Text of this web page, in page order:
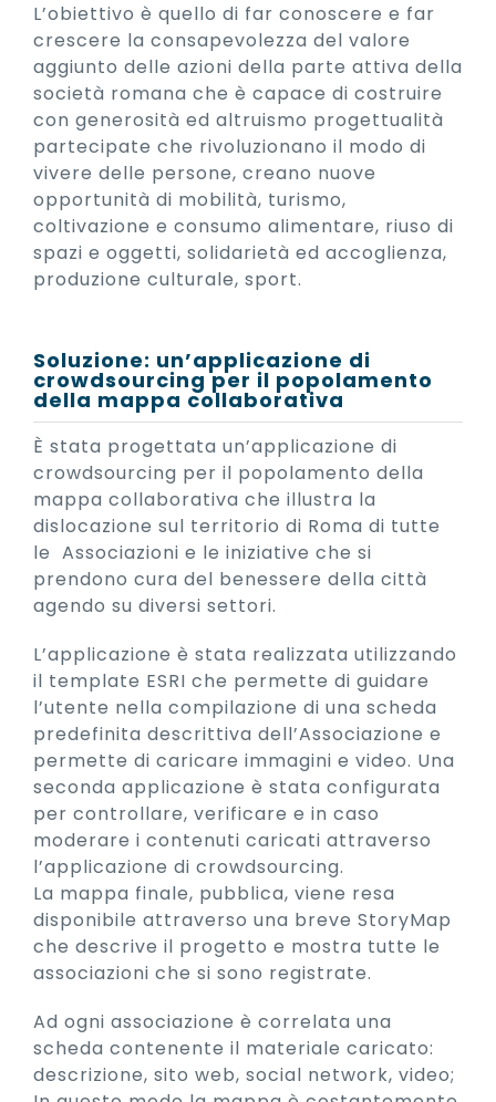
L’obiettivo è quello di far conoscere e far
crescere la consapevolezza del valore
aggiunto delle azioni della parte attiva della
società romana che è capace di costruire
con generosità ed altruismo progettualità
partecipate che rivoluzionano il modo di
vivere delle persone, creano nuove
opportunità di mobilità, turismo,
coltivazione e consumo alimentare, riuso di
spazi e oggetti, solidarietà ed accoglienza,
produzione culturale, sport.
Soluzione: un’applicazione di
crowdsourcing per il popolamento
della mappa collaborativa
È stata progettata un’applicazione di
crowdsourcing per il popolamento della
mappa collaborativa che illustra la
dislocazione sul territorio di Roma di tutte
le Associazioni e le iniziative che si
prendono cura del benessere della città
agendo su diversi settori.
L’applicazione è stata realizzata utilizzando
il template ESRI che permette di guidare
l’utente nella compilazione di una scheda
predefinita descrittiva dell’Associazione e
permette di caricare immagini e video. Una
seconda applicazione è stata configurata
per controllare, verificare e in caso
moderare i contenuti caricati attraverso
l’applicazione di crowdsourcing.
La mappa finale, pubblica, viene resa
disponibile attraverso una breve StoryMap
che descrive il progetto e mostra tutte le
associazioni che si sono registrate.
Ad ogni associazione è correlata una
scheda contenente il materiale caricato:
descrizione, sito web, social network, video;